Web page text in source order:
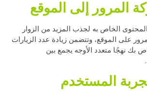
الخاص به لجذب المزيد من الزوار
على الموقع، وتتضمن زيادة عدد الزيارات
بك نهجًا متعدد الأوجه يجمع بين